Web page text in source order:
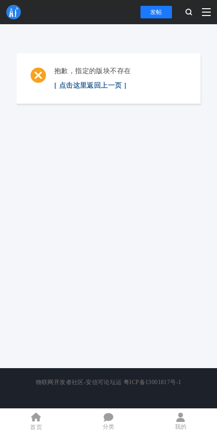
发帖
抱歉，指定的版块不存在
[ 点击这里返回上一页 ]
首页 分类 我的
物联网开发者社区-安信可论坛运 粤ICP备13001817号-1